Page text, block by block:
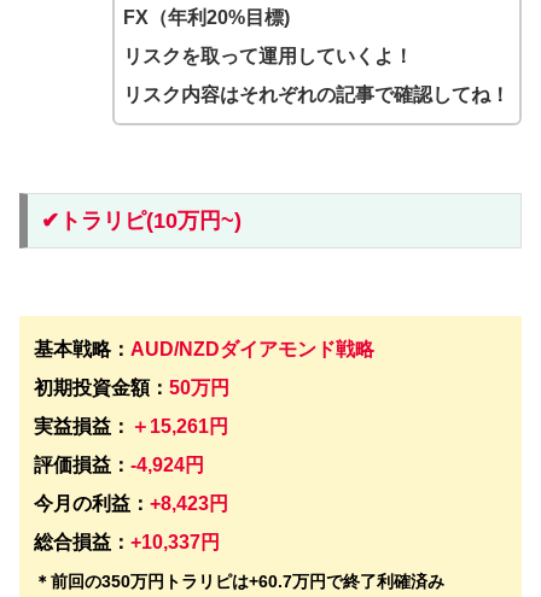
FX（年利20%目標)
リスクを取って運用していくよ！
リスク内容はそれぞれの記事で確認してね！
✔︎トラリピ(10万円~)
基本戦略： AUD/NZDダイアモンド戦略
初期投資金額： 50万円
実益損益： ＋15,261円
評価損益： -4,924円
今月の利益： +8,423円
総合損益： +10,337円
＊前回の350万円トラリピは+60.7万円で終了利確済み